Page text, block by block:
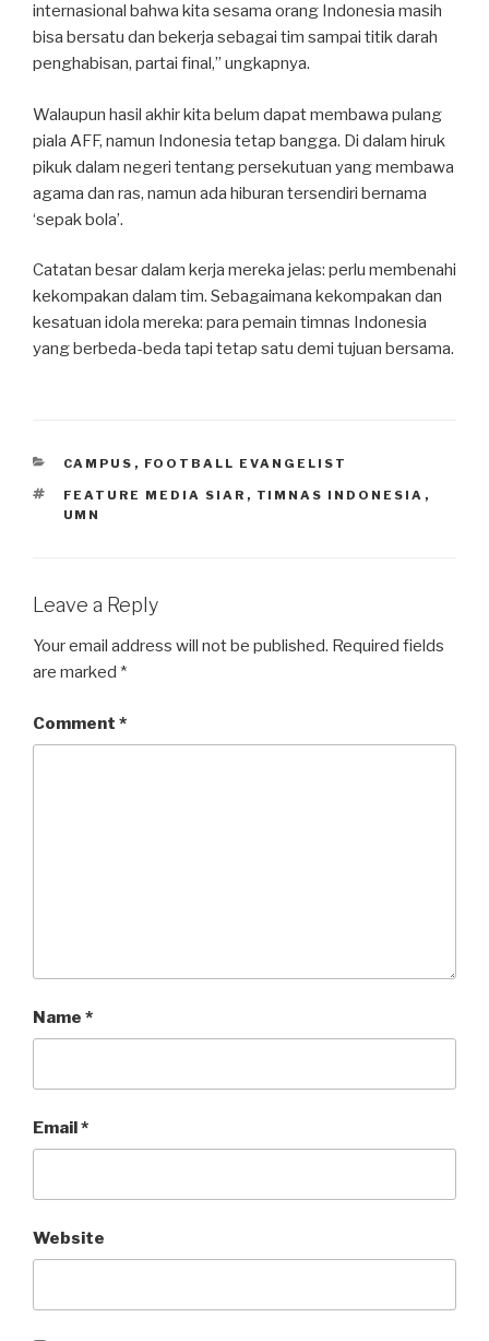
internasional bahwa kita sesama orang Indonesia masih
bisa bersatu dan bekerja sebagai tim sampai titik darah
penghabisan, partai final,” ungkapnya.
Walaupun hasil akhir kita belum dapat membawa pulang
piala AFF, namun Indonesia tetap bangga. Di dalam hiruk
pikuk dalam negeri tentang persekutuan yang membawa
agama dan ras, namun ada hiburan tersendiri bernama
‘sepak bola’.
Catatan besar dalam kerja mereka jelas: perlu membenahi
kekompakan dalam tim. Sebagaimana kekompakan dan
kesatuan idola mereka: para pemain timnas Indonesia
yang berbeda-beda tapi tetap satu demi tujuan bersama.
CATEGORIES
CAMPUS , FOOTBALL EVANGELIST
TAGS
FEATURE MEDIA SIAR , TIMNAS INDONESIA ,
UMN
Leave a Reply
Your email address will not be published. Required fields
are marked *
Comment *
Name *
Email*
Website